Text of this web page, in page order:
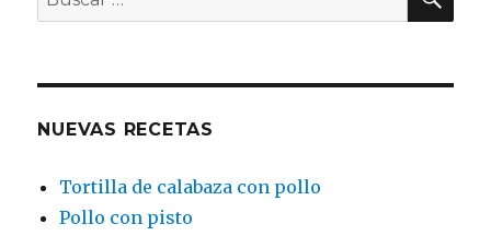
por:
NUEVAS RECETAS
Tortilla de calabaza con pollo
Pollo con pisto